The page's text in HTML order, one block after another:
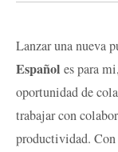
Lanzar una nueva
Español es para
oportunidad de
trabajar con
productividad. Con